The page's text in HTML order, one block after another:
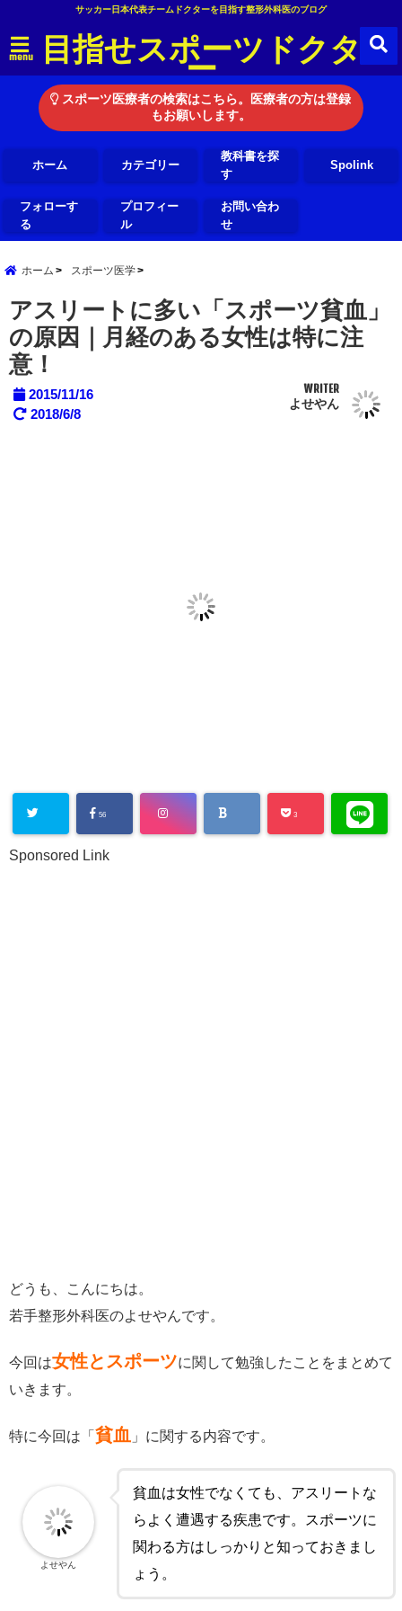
サッカー日本代表チームドクターを目指す整形外科医のブログ
menu 目指せスポーツドクタ
ー
スポーツ医療者の検索はこちら。医療者の方は登録
もお願いします。
ホーム カテゴリー
教科書を探
す
Spolink
フォローす
る
プロフィー
ル
お問い合わ
せ
ホーム スポーツ医学
アスリートに多い「スポーツ貧血」
の原因｜月経のある女性は特に注
意！
2015/11/16
2018/6/8
WRITER
よせやん
56 3
Sponsored Link
どうも、こんにちは。
若手整形外科医のよせやんです。
今回は女性とスポーツに関して勉強したことをまとめて
いきます。
特に今回は「 貧血 」に関する内容です。
貧血は女性でなくても、アスリートな
らよく遭遇する疾患です。スポーツに
関わる方はしっかりと知っておきまし
ょう。
よせやん